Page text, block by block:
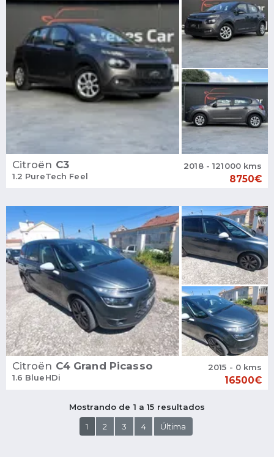
Citroën C3
1.2 PureTech Feel
2018 - 121000 kms
8750€
Citroën C4 Grand Picasso
1.6 BlueHDi
2015 - 0 kms
16500€
Mostrando de 1 a 15 resultados
1
2 3 4 Última